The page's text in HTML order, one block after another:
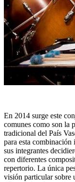
En 2014 surge este
comunes como son la
tradicional del País
para esta combinación
sus integrantes
con diferentes
repertorio. La única
visión particular sobre